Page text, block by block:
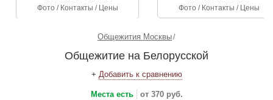
Фото / Контакты / Цены
Фото / Контакты / Цены
Общежития Москвы
Общежитие на Белорусской
+ Добавить к сравнению
Места есть от 370 руб.